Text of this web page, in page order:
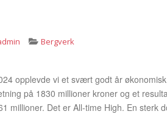
Bergverk
opplevde vi et svært godt år
på 1830 millioner kroner og et
millioner. Det er All-time High. En sterk